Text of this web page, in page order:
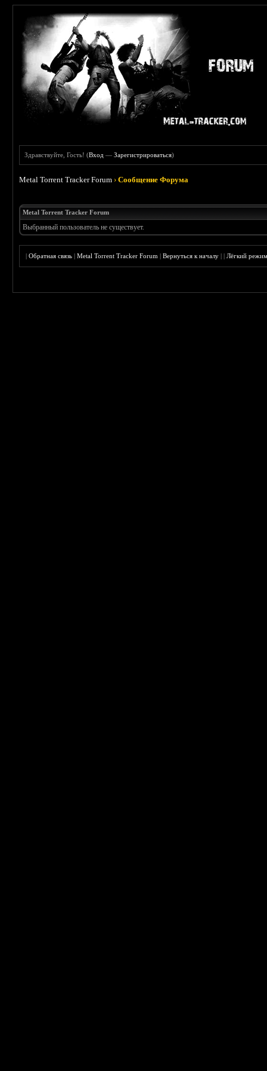
Здравствуйте, Гость! (Вход —Зарегистрироваться)
Metal Torrent Tracker Forum ›Сообщение Форума
Metal Torrent Tracker Forum
Выбранный пользователь не существует.
|Обратная связь |Metal Torrent Tracker Forum |Вернуться к началу ||Лёгкий